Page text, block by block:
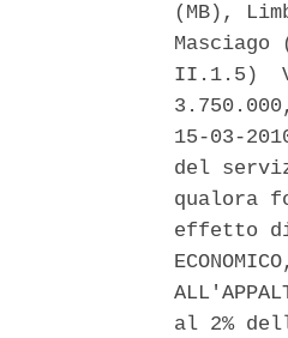
(MB),
II.1.5)
15-03-
del
qualora
effetto di
al 2%